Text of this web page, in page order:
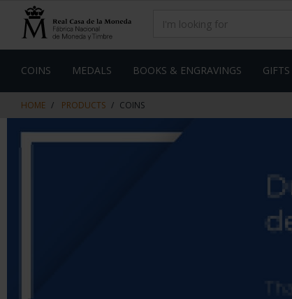
content
navigation
menu
COINS MEDALS BOOKS & ENGRAVINGS GIFTS
HOME PRODUCTS COINS